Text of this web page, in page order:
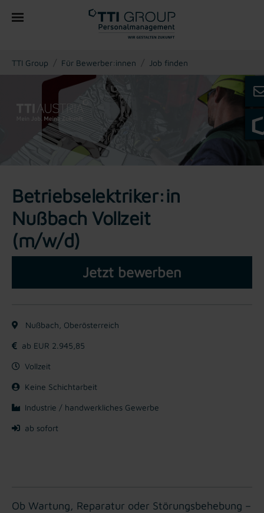
You are here:
TTI Group Für Bewerber:innen Job finden
Betriebselektriker:in
Nußbach Vollzeit
(m/w/d)
Jetzt bewerben
Nußbach, Oberösterreich
ab EUR 2.945,85
Vollzeit
Keine Schichtarbeit
Industrie / handwerkliches Gewerbe
ab sofort
Ob Wartung, Reparatur oder Störungsbehebung –